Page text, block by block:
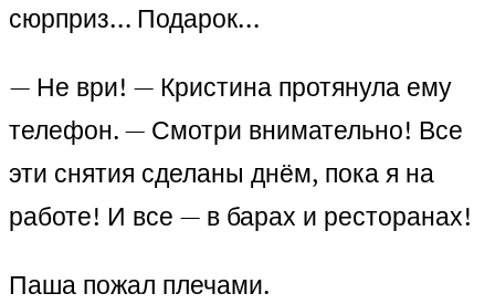
сюрприз… Подарок…
— Не ври! — Кристина протянула ему
телефон. — Смотри внимательно! Все
эти снятия сделаны днём, пока я на
работе! И все — в барах и ресторанах!
Паша пожал плечами.